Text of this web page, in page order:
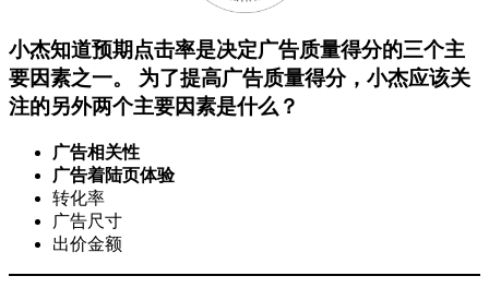
小杰知道预期点击率是决定广告质量得分的三个主
要因素之一。 为了提高广告质量得分，小杰应该关
注的另外两个主要因素是什么？
广告相关性
广告着陆页体验
转化率
广告尺寸
出价金额